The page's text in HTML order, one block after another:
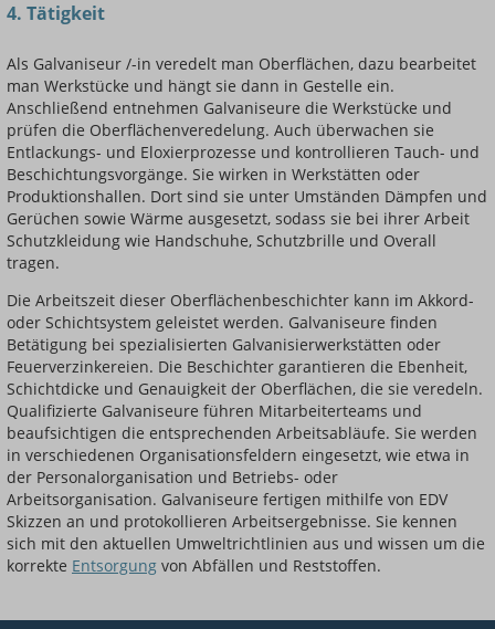
4. Tätigkeit
Als Galvaniseur /-in veredelt man Oberflächen, dazu bearbeitet
man Werkstücke und hängt sie dann in Gestelle ein.
Anschließend entnehmen Galvaniseure die Werkstücke und
prüfen die Oberflächenveredelung. Auch überwachen sie
Entlackungs- und Eloxierprozesse und kontrollieren Tauch- und
Beschichtungsvorgänge. Sie wirken in Werkstätten oder
Produktionshallen. Dort sind sie unter Umständen Dämpfen und
Gerüchen sowie Wärme ausgesetzt, sodass sie bei ihrer Arbeit
Schutzkleidung wie Handschuhe, Schutzbrille und Overall
tragen.
Die Arbeitszeit dieser Oberflächenbeschichter kann im Akkord-
oder Schichtsystem geleistet werden. Galvaniseure finden
Betätigung bei spezialisierten Galvanisierwerkstätten oder
Feuerverzinkereien. Die Beschichter garantieren die Ebenheit,
Schichtdicke und Genauigkeit der Oberflächen, die sie veredeln.
Qualifizierte Galvaniseure führen Mitarbeiterteams und
beaufsichtigen die entsprechenden Arbeitsabläufe. Sie werden
in verschiedenen Organisationsfeldern eingesetzt, wie etwa in
der Personalorganisation und Betriebs- oder
Arbeitsorganisation. Galvaniseure fertigen mithilfe von EDV
Skizzen an und protokollieren Arbeitsergebnisse. Sie kennen
sich mit den aktuellen Umweltrichtlinien aus und wissen um die
korrekte Entsorgung von Abfällen und Reststoffen.